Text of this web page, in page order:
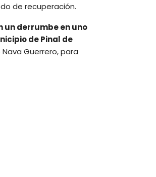
de recuperación.
un derrumbe en uno
de Pinal de
Guerrero, para